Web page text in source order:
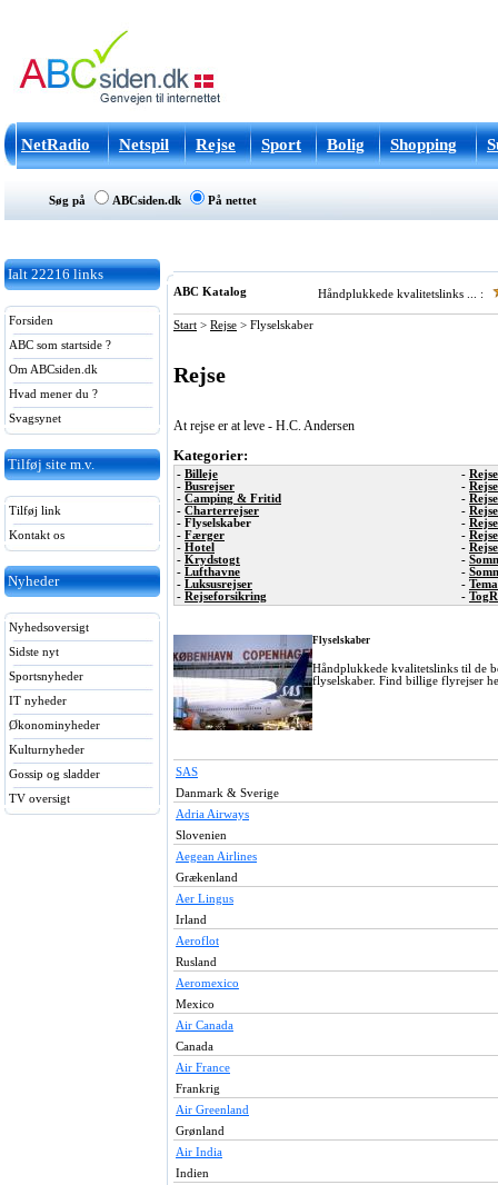
NetRadio Netspil Rejse Sport Bolig Shopping
Søg på ABCsiden.dk På nettet
Ialt 22216 links
Forsiden
ABC som startside ?
Om ABCsiden.dk
Hvad mener du ?
Svagsynet
Tilføj site m.v.
Tilføj link
Kontakt os
Nyheder
Nyhedsoversigt
Sidste nyt
Sportsnyheder
IT nyheder
Økonominyheder
Kulturnyheder
Gossip og sladder
TV oversigt
ABC Katalog Håndplukkede kvalitetslinks ... :
Start > Rejse > Flyselskaber
Rejse
At rejse er at leve - H.C. Andersen
Kategorier:
- Billeje
- Busrejser
- Camping & Fritid
- Charterrejser
- Flyselskaber
- Færger
- Hotel
- Krydstogt
- Lufthavne
- Luksusrejser
- Rejseforsikring
-
-
-
-
-
-
-
-
-
-
-
Flyselskaber
Håndplukkede kvalitetslinks til de
flyselskaber. Find billige flyrejser
SAS
Danmark & Sverige
Adria Airways
Slovenien
Aegean Airlines
Grækenland
Aer Lingus
Irland
Aeroflot
Rusland
Aeromexico
Mexico
Air Canada
Canada
Air France
Frankrig
Air Greenland
Grønland
Air India
Indien